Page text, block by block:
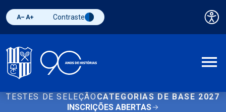
Diminuir fonte
Aumentar fonteAlternar contraste
Contraste
TESTES DE SELEÇÃO CATEGORIAS DE BASE 2027
INSCRIÇÕES ABERTAS